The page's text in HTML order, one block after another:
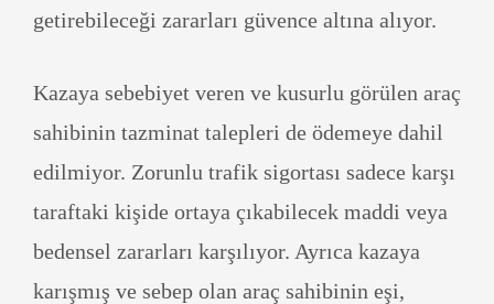
getirebileceği zararları güvence altına alıyor.
Kazaya sebebiyet veren ve kusurlu görülen araç
sahibinin tazminat talepleri de ödemeye dahil
edilmiyor. Zorunlu trafik sigortası sadece karşı
taraftaki kişide ortaya çıkabilecek maddi veya
bedensel zararları karşılıyor. Ayrıca kazaya
karışmış ve sebep olan araç sahibinin eşi,